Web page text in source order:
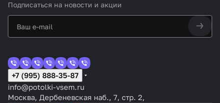
Подписаться на новости и акции
+7 (995) 888-35-87
info@potolki-vsem.ru
Москва, Дербеневская наб., 7, стр. 2,